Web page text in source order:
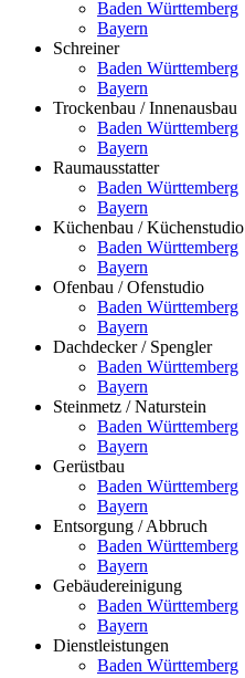
Baden Württemberg
Bayern
Schreiner
Baden Württemberg
Bayern
Trockenbau / Innenausbau
Baden Württemberg
Bayern
Raumausstatter
Baden Württemberg
Bayern
Küchenbau / Küchenstudio
Baden Württemberg
Bayern
Ofenbau / Ofenstudio
Baden Württemberg
Bayern
Dachdecker / Spengler
Baden Württemberg
Bayern
Steinmetz / Naturstein
Baden Württemberg
Bayern
Gerüstbau
Baden Württemberg
Bayern
Entsorgung / Abbruch
Baden Württemberg
Bayern
Gebäudereinigung
Baden Württemberg
Bayern
Dienstleistungen
Baden Württemberg